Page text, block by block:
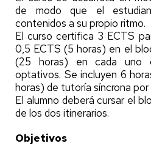
de modo que el
contenidos a su propio ritmo.
El curso certifica 3 ECTS
0,5 ECTS (5 horas) en el
(25 horas) en cada uno
optativos. Se incluyen 6
horas) de tutoría síncrona
El alumno deberá cursar el
de los dos itinerarios.
Objetivos